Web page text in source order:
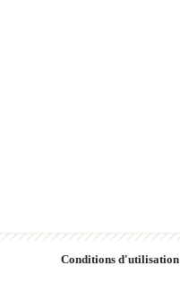
Conditions d'utilisation